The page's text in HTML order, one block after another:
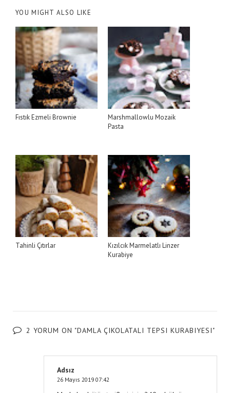
YOU MIGHT ALSO LIKE
Fıstık Ezmeli Brownie
Marshmallowlu Mozaik
Pasta
Tahinli Çıtırlar
Kızılcık Marmelatlı Linzer
Kurabiye
2 YORUM ON "DAMLA ÇIKOLATALI TEPSI KURABIYESI"
Adsız
26 Mayıs 2019 07:42